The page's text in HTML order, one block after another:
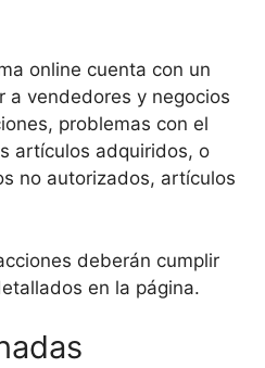
online cuenta con un
a vendedores y negocios
problemas con el
artículos adquiridos, o
no autorizados, artículos
deberán cumplir
en la página.